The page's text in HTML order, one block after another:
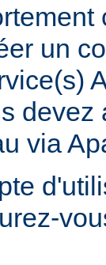
un
devez
via